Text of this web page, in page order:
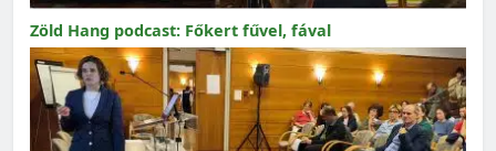
Zöld Hang podcast: Főkert fűvel, fával